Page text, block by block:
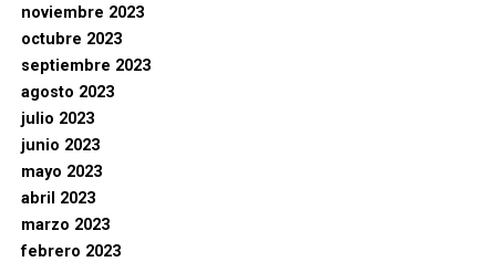
noviembre 2023
octubre 2023
septiembre 2023
agosto 2023
julio 2023
junio 2023
mayo 2023
abril 2023
marzo 2023
febrero 2023